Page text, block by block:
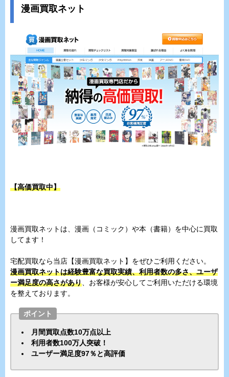
漫画買取ネット
【高価買取中】
漫画買取ネットは、漫画（コミック）や本（書籍）を中心に買取
してます！
宅配買取なら当店【漫画買取ネット】をぜひご利用ください。
漫画買取ネットは経験豊富な買取実績、利用者数の多さ、ユーザ
ー満足度の高さがあり 、お客様が安心してご利用いただける環境
を整えております。
ポイント
月間買取点数10万点以上
利用者数100万人突破！
ユーザー満足度97％と高評価